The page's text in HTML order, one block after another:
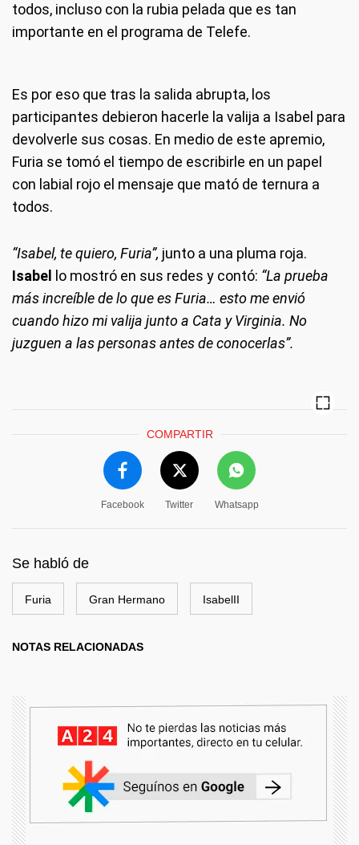
todos, incluso con la rubia pelada que es tan
importante en el programa de Telefe.
Es por eso que tras la salida abrupta, los
participantes debieron hacerle la valija a Isabel para
devolverle sus cosas. En medio de este apremio,
Furia se tomó el tiempo de escribirle en un papel
con labial rojo el mensaje que mató de ternura a
todos.
“Isabel, te quiero, Furia”, junto a una pluma roja.
Isabel
lo mostró en sus redes y contó: “La prueba
más increíble de lo que es Furia… esto me envió
cuando hizo mi valija junto a Cata y Virginia. No
juzguen a las personas antes de conocerlas”.
COMPARTIR
Facebook Twitter Whatsapp
Se habló de
Furia Gran Hermano IsabelII
NOTAS RELACIONADAS